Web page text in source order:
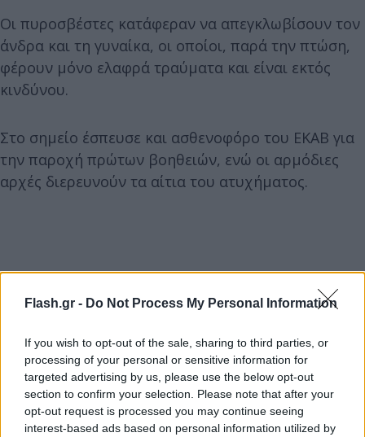
Flash.gr - Do Not Process My Personal Information
If you wish to opt-out of the sale, sharing to third parties, or
processing of your personal or sensitive information for
targeted advertising by us, please use the below opt-out
section to confirm your selection. Please note that after your
opt-out request is processed you may continue seeing
interest-based ads based on personal information utilized by
Οι πυροσβέστες κατάφεραν να απεγκλωβίσουν τον
άνδρα και τη γυναίκα, οι οποίοι, παρά την πτώση,
φέρουν μόνο ελαφρά τραύματα και είναι εκτός
κινδύνου.
Στο σημείο έσπευσε και ασθενοφόρο του ΕΚΑΒ για
την παροχή πρώτων βοηθειών, ενώ οι αρμόδιες
αρχές διερευνούν τα αίτια του ατυχήματος.